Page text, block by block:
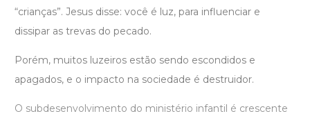
“crianças”. Jesus disse: você é luz, para influenciar e
dissipar as trevas do pecado.
Porém, muitos luzeiros estão sendo escondidos e
apagados, e o impacto na sociedade é destruidor.
O subdesenvolvimento do ministério infantil é crescente